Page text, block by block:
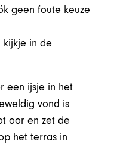
geen foute keuze
kijkje in de
een ijsje in het
vond is
oor en zet de
het terras in